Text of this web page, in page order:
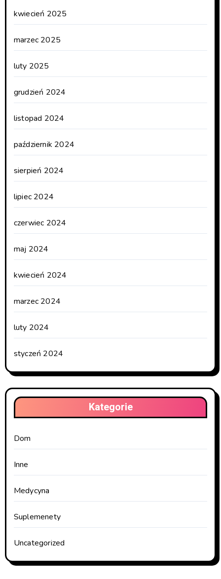
kwiecień 2025
marzec 2025
luty 2025
grudzień 2024
listopad 2024
październik 2024
sierpień 2024
lipiec 2024
czerwiec 2024
maj 2024
kwiecień 2024
marzec 2024
luty 2024
styczeń 2024
Kategorie
Dom
Inne
Medycyna
Suplemenety
Uncategorized